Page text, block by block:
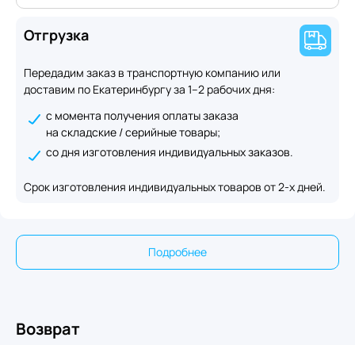
Отгрузка
Передадим заказ в транспортную компанию или
доставим по Екатеринбургу за 1–2 рабочих дня:
с момента получения оплаты заказа
на складские / серийные товары;
со дня изготовления индивидуальных заказов.
Срок изготовления индивидуальных товаров от 2-х дней.
Подробнее
Возврат